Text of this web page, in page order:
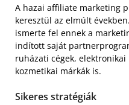
A hazai affiliate marketing
keresztül az elmúlt
ismerte fel ennek a
indított saját
ruházati cégek,
kozmetikai márkák is.
Sikeres stratégiák